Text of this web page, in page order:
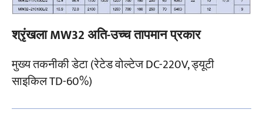
श्रृंखला MW32 अति-उच्च तापमान प्रकार
मुख्य तकनीकी डेटा (रेटेड वोल्टेज DC-220V, ड्यूटी
साइकिल TD-60%)